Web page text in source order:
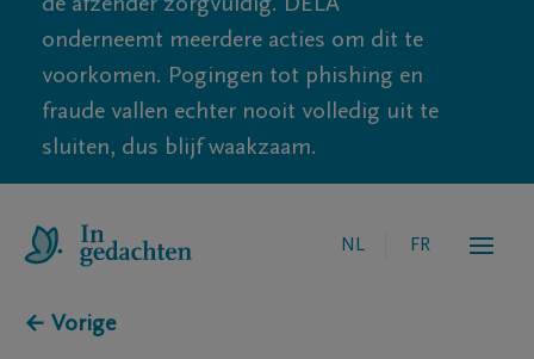
de afzender zorgvuldig. DELA
onderneemt meerdere acties om dit te
voorkomen. Pogingen tot phishing en
fraude vallen echter nooit volledig uit te
sluiten, dus blijf waakzaam.
NL FR
← Vorige